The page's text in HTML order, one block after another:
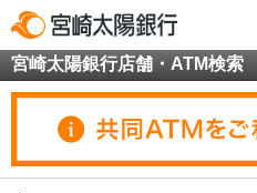
宮崎太陽銀行店舗・ATM検索